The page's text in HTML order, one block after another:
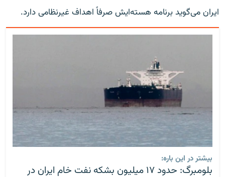
ایران می‌گوید برنامه هسته‌ایش صرفاً اهداف غیرنظامی دارد.
بیشتر در این باره:
بلومبرگ:‌ حدود ۱۷ میلیون بشکه نفت خام ایران در